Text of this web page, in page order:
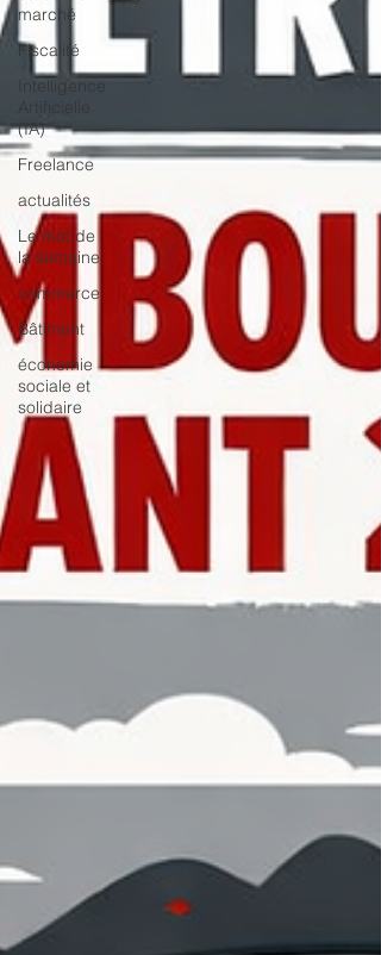
marché
Fiscalité
Intelligence
Artificielle
(IA)
Freelance
actualités
Le mot de
la semaine
commerce
Bâtiment
économie
sociale et
solidaire